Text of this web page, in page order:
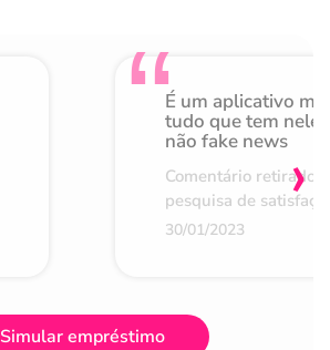
É um aplicativo
tudo que tem nele
não fake news
Comentário retirado
pesquisa de
30/01/2023
›
Simular empréstimo